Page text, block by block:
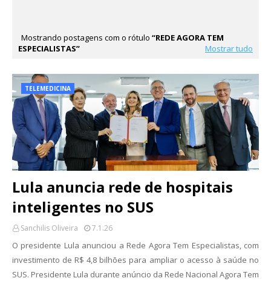
Mostrando postagens com o rótulo
REDE AGORA TEM
ESPECIALISTAS
Mostrar tudo
TELEMEDICINA
Lula anuncia rede de hospitais
inteligentes no SUS
Sanchilis Oliveira 7.1.26
O presidente Lula anunciou a Rede Agora Tem Especialistas, com
investimento de R$ 4,8 bilhões para ampliar o acesso à saúde no
SUS. Presidente Lula durante anúncio da Rede Nacional Agora Tem